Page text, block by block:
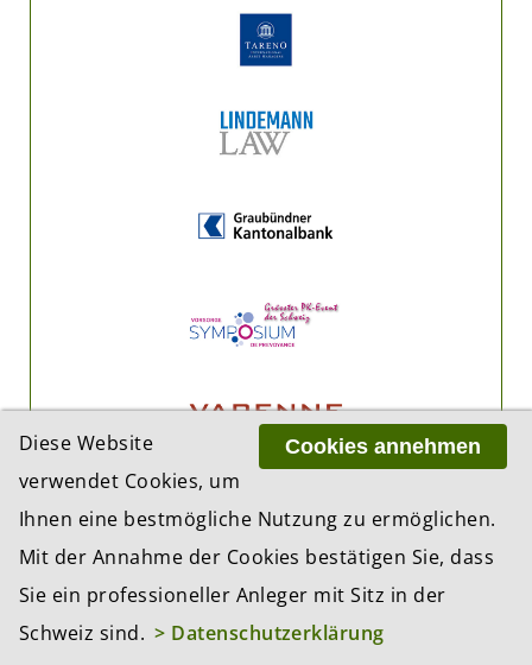
Cookies annehmen
Diese Website
verwendet Cookies, um
Ihnen eine bestmögliche Nutzung zu ermöglichen.
Mit der Annahme der Cookies bestätigen Sie, dass
Sie ein professioneller Anleger mit Sitz in der
Schweiz sind. > Datenschutzerklärung